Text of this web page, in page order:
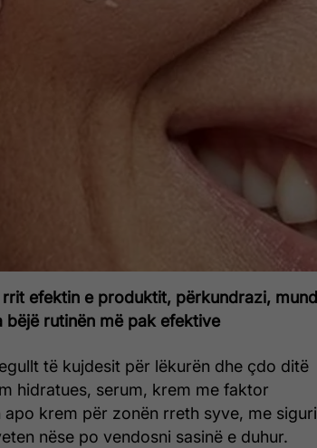
rrit efektin e produktit, përkundrazi, mund
bëjë rutinën më pak efektive
të kujdesit për lëkurën dhe çdo ditë
hidratues, serum, krem me faktor
krem për zonën rreth syve, me siguri
nëse po vendosni sasinë e duhur.